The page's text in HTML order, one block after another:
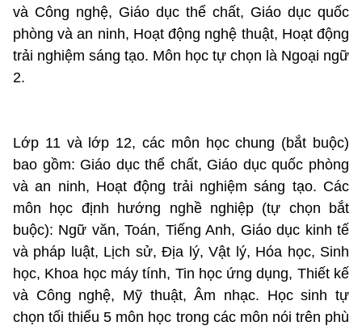
và Công nghệ, Giáo dục thể chất, Giáo dục quốc
phòng và an ninh, Hoạt động nghệ thuật, Hoạt động
trải nghiệm sáng tạo. Môn học tự chọn là Ngoại ngữ
2.
Lớp 11 và lớp 12, các môn học chung (bắt buộc)
bao gồm: Giáo dục thể chất, Giáo dục quốc phòng
và an ninh, Hoạt động trải nghiệm sáng tạo. Các
môn học định hướng nghề nghiệp (tự chọn bắt
buộc): Ngữ văn, Toán, Tiếng Anh, Giáo dục kinh tế
và pháp luật, Lịch sử, Địa lý, Vật l‎ý, Hóa học, Sinh
học, Khoa học máy tính, Tin học ứng dụng, Thiết kế
và Công nghệ, Mỹ thuật, Âm nhạc. Học sinh tự
chọn tối thiểu 5 môn học trong các môn nói trên phù